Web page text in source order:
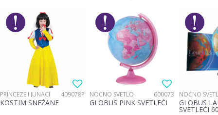
PRINCEZE I JUNACI 409078P
KOSTIM SNEŽANE
NOĆNO SVETLO 600073
GLOBUS PINK SVETLEĆI
NOĆNO
GLOBUS
SVETLEĆI